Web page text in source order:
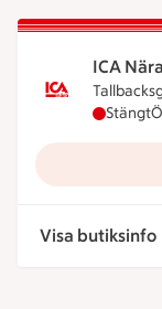
ICA
ICAStängt
Visa butiksinfo